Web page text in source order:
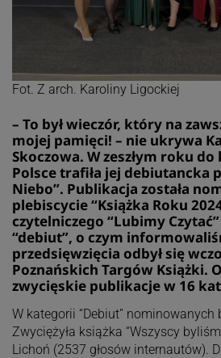
Fot. Z arch. Karoliny Ligockiej
– To był wieczór, który na
mojej pamięci! – nie ukrywa
Skoczowa. W zeszłym roku do
Polsce trafiła jej debiutancka
Niebo”. Publikacja została
plebiscycie “Książka Roku
czytelniczego “Lubimy
“debiut”, o czym
przedsięwzięcia odbył się
Poznańskich Targów Książki.
zwycięskie publikacje w 16
W kategorii “Debiut” nominowanych
Zwyciężyła książka “Wszyscy
Lichoń (2537 głosów internautów).